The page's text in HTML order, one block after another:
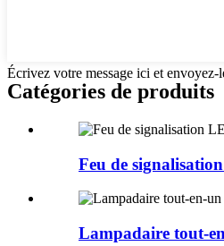
Écrivez votre message ici et envoyez-
Catégories de produits
Feu de
Lampadaire tout-